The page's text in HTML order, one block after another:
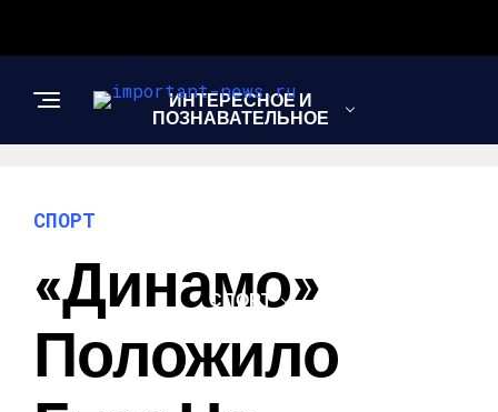
ИНТЕРЕСНОЕ И
ПОЗНАВАТЕЛЬНОЕ
СПОРТ
СПОРТ
«Динамо»
Положило